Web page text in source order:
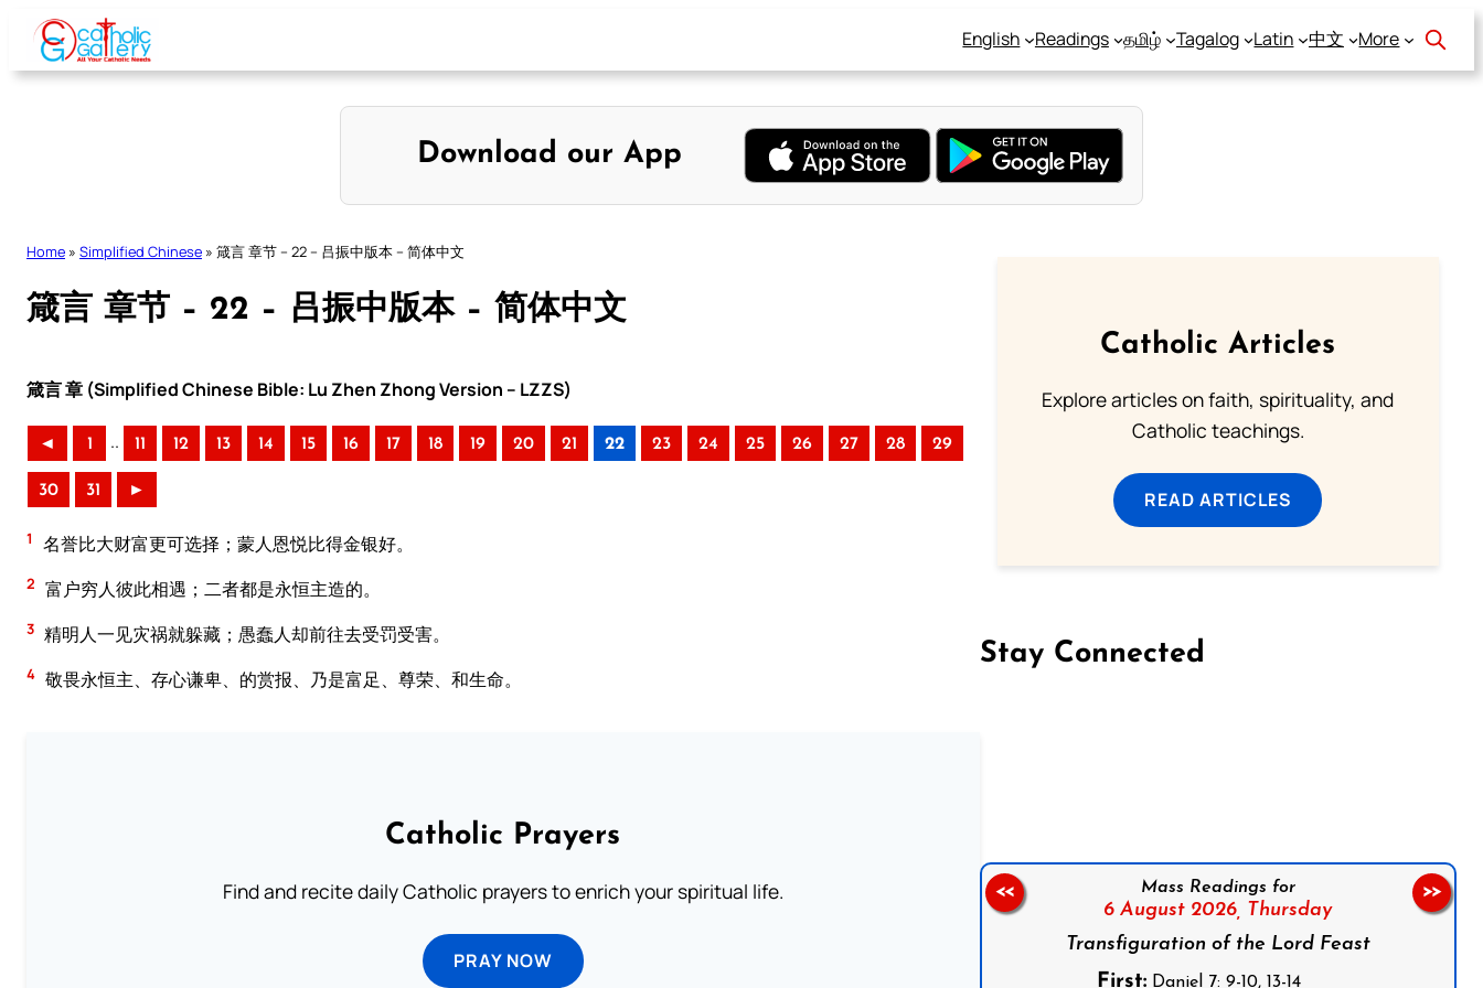
Skip
content
English Readings தமிழ் Tagalog Latin 中文 More
Download our App
Home » Simplified Chinese » 箴言 章节 – 22 – 吕振中版本 – 简体中文
箴言 章节 – 22 – 吕振中版本 – 简体中文
箴言 章 (Simplified Chinese Bible: Lu Zhen Zhong Version – LZZS)
◄ 1 .. 11 12 13 14 15 16 17 18 19 20 21 22 23 24 25 26 27 28 29
30 31 ►
1 名誉比大财富更可选择；蒙人恩悦比得金银好。
2 富户穷人彼此相遇；二者都是永恒主造的。
3 精明人一见灾祸就躲藏；愚蠢人却前往去受罚受害。
4 敬畏永恒主、存心谦卑、的赏报、乃是富足、尊荣、和生命。
Catholic Prayers
Find and recite daily Catholic prayers to enrich your spiritual life.
PRAY NOW
Catholic Articles
Explore articles on faith, spirituality, and
Catholic teachings.
READ ARTICLES
Stay Connected
Mass Readings for
6 August 2026, Thursday
Transfiguration of the Lord Feast
First: Daniel 7: 9-10, 13-14
<< >>